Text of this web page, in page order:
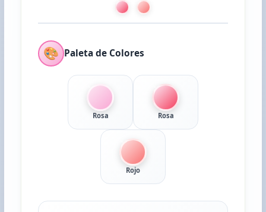
🎨 Paleta de Colores
Rosa Rosa
Rojo